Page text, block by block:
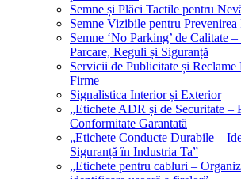
Semne și Plăci Tactile pentru
Semne Vizibile pentru
Semne ‘No Parking’ de Calitate
Parcare, Reguli și Siguranță
Servicii de Publicitate și Reclame
Firme
Signalistica Interior și Exterior
„Etichete ADR și de Securitate –
Conformitate Garantată
„Etichete Conducte Durabile –
Siguranță în Industria Ta”
„Etichete pentru cabluri –